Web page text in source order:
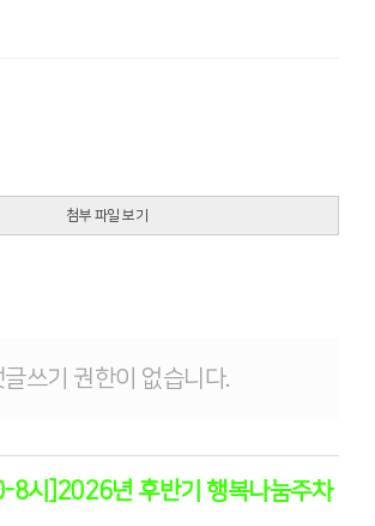
첨부 파일 보기
글쓰기 권한이 없습니다.
8시]2026년 후반기 행복나눔주차